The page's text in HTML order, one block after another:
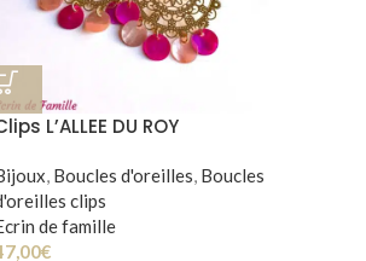
L’ALLEE DU ROY
, Boucles d'oreilles, Boucles
clips
de famille
€